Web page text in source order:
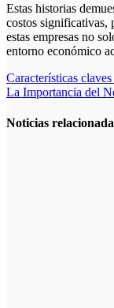
Estas historias
costos significativas,
estas empresas no
entorno económico
Navegación
de
entradas
Características
La Importancia del
Noticias